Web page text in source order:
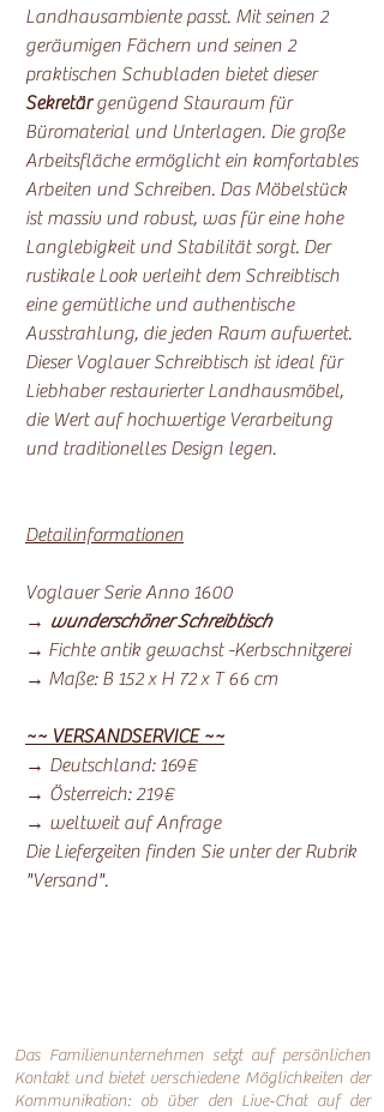
Landhausambiente passt. Mit seinen 2
geräumigen Fächern und seinen 2
praktischen Schubladen bietet dieser
Sekretärgenügend Stauraum für
Büromaterial und Unterlagen. Die große
Arbeitsfläche ermöglicht ein komfortables
Arbeiten und Schreiben. Das Möbelstück
ist massiv und robust, was für eine hohe
Langlebigkeit und Stabilität sorgt. Der
rustikale Look verleiht dem Schreibtisch
eine gemütliche und authentische
Ausstrahlung, die jeden Raum aufwertet.
Dieser Voglauer Schreibtisch ist ideal für
Liebhaber restaurierter Landhausmöbel,
die Wert auf hochwertige Verarbeitung
und traditionelles Design legen.
Detailinformationen
Voglauer Serie Anno 1600
→ wunderschöner Schreibtisch
→ Fichte antik gewachst -Kerbschnitzerei
→ Maße: B 152 x H 72 x T 66 cm
~~ VERSANDSERVICE ~~
→ Deutschland: 169€
→ Österreich: 219€
→ weltweit auf Anfrage
Die Lieferzeiten finden Sie unter der Rubrik
"Versand".
Das Familienunternehmen setzt auf persönlichen
Kontakt und bietet verschiedene Möglichkeiten der
Kommunikation: ob über den Live-Chat auf der